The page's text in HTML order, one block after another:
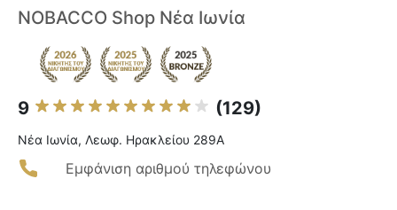
NOBACCO Shop Νέα Ιωνία
9 (129)
Νέα Ιωνία, Λεωφ. Ηρακλείου 289A
Εμφάνιση αριθμού τηλεφώνου